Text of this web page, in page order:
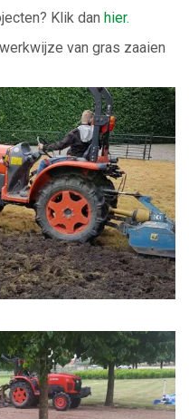
Klik dan hier.
van gras zaaien